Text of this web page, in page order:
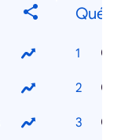
Qué